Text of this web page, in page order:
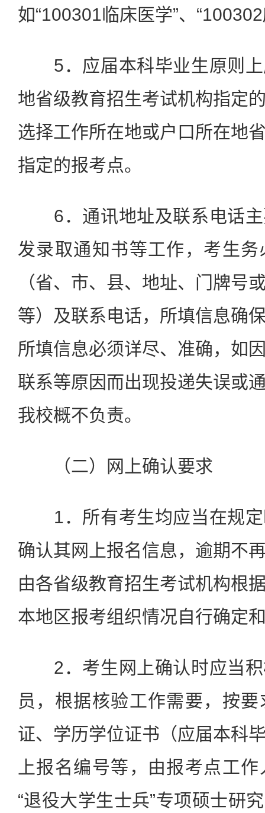
如“100301临床医学”、
5．应届本科毕业生原则上
地省级教育招生考试机构指定
选择工作所在地或户口所在地
指定的报考点。
6．通讯地址及联系电话主
发录取通知书等工作，考生
（省、市、县、地址、门牌号
等）及联系电话，所填信息确
所填信息必须详尽、准确，如
联系等原因而出现投递失误或
我校概不负责。
（二）网上确认要求
1．所有考生均应当在规定
确认其网上报名信息，逾期不
由各省级教育招生考试机构根
本地区报考组织情况自行确定
2．考生网上确认时应当积
员，根据核验工作需要，按
证、学历学位证书（应届本科
上报名编号等，由报考点工
“退役大学生士兵”专项硕士研